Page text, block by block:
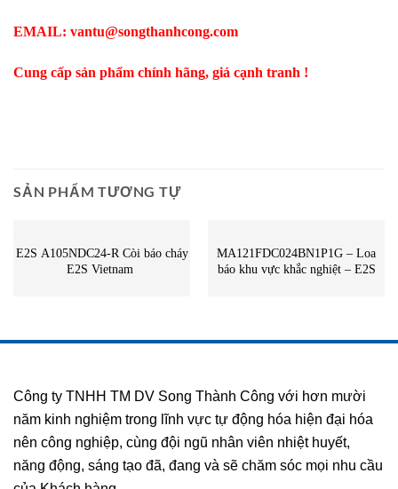
EMAIL: vantu@songthanhcong.com
Cung cấp sản phẩm chính hãng, giá cạnh tranh !
SẢN PHẨM TƯƠNG TỰ
E2S A105NDC24-R Còi báo cháy
E2S Vietnam
MA121FDC024BN1P1G – Loa
báo khu vực khắc nghiệt – E2S
Công ty TNHH TM DV Song Thành Công với hơn mười
năm kinh nghiệm trong lĩnh vực tự động hóa hiện đại hóa
nên công nghiệp, cùng đội ngũ nhân viên nhiệt huyết,
năng động, sáng tạo đã, đang và sẽ chăm sóc mọi nhu cầu